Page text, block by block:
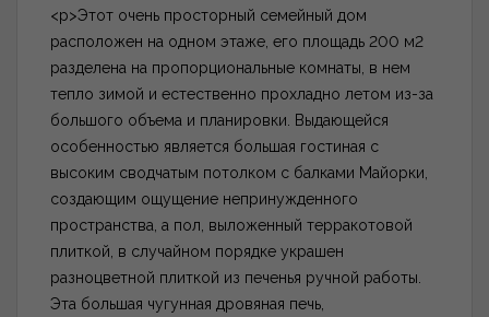
<p>Этот очень просторный семейный дом
расположен на одном этаже, его площадь 200 м2
разделена на пропорциональные комнаты, в нем
тепло зимой и естественно прохладно летом из-за
большого объема и планировки. Выдающейся
особенностью является большая гостиная с
высоким сводчатым потолком с балками Майорки,
создающим ощущение непринужденного
пространства, а пол, выложенный терракотовой
плиткой, в случайном порядке украшен
разноцветной плиткой из печенья ручной работы.
Эта большая чугунная дровяная печь,